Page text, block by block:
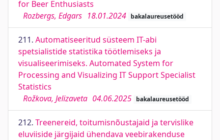
for Beer Enthusiasts
Rozbergs, Edgars 18.01.2024 bakalaureusetööd
211. Automatiseeritud süsteem IT-abi
spetsialistide statistika töötlemiseks ja
visualiseerimiseks. Automated System for
Processing and Visualizing IT Support Specialist
Statistics
Rožkova, Jelizaveta 04.06.2025 bakalaureusetööd
212. Treenereid, toitumisnõustajaid ja tervislike
eluviiside järgijaid ühendava veebirakenduse